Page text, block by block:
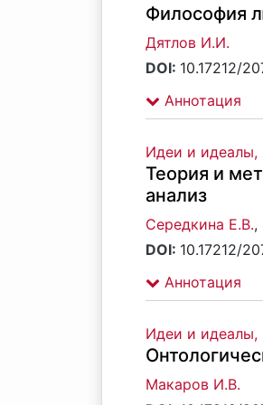
Философия
Дятлов И.И.
DOI: 10.17212/
Аннотация
Идеи и идеалы,
Теория и
анализ
Середкина Е.В.,
DOI: 10.17212/
Аннотация
Идеи и идеалы,
Макаров И.В.